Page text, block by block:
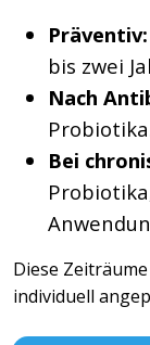
Präventiv:
bis zwei
Nach
Bei
Diese
individuell